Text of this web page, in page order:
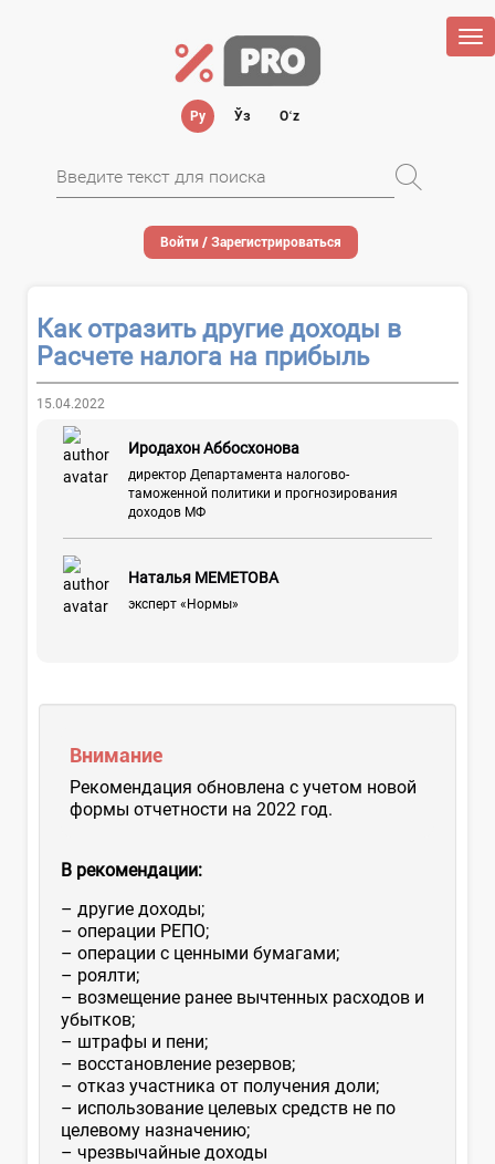
Ру Ўз Oʻz
Войти / Зарегистрироваться
Как отразить другие доходы в
Расчете налога на прибыль
15.04.2022
Иродахон Аббосхонова
директор Департамента налогово-
таможенной политики и прогнозирования
доходов МФ
Наталья МЕМЕТОВА
эксперт «Нормы»
Внимание
Рекомендация обновлена с учетом новой
формы отчетности на 2022 год.
В рекомендации:
– другие доходы;
– операции РЕПО;
– операции с ценными бумагами;
– роялти;
– возмещение ранее вычтенных расходов и
убытков;
– штрафы и пени;
– восстановление резервов;
– отказ участника от получения доли;
– использование целевых средств не по
целевому назначению;
– чрезвычайные доходы